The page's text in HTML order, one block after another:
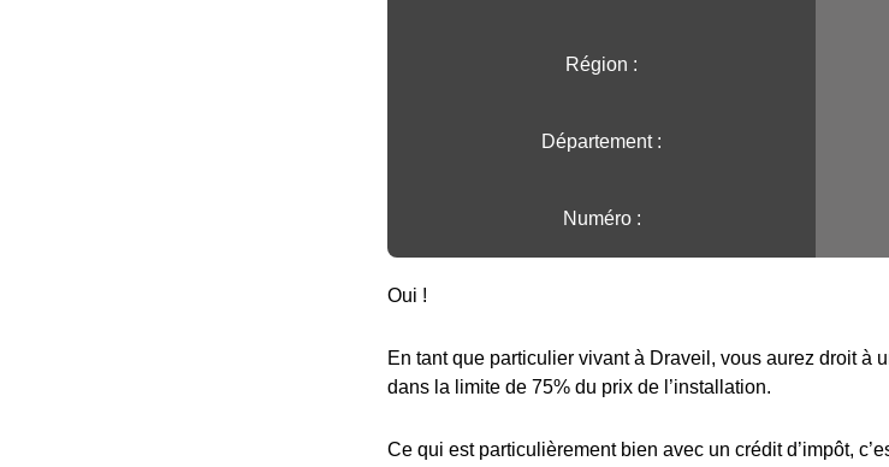
Région :️
Département :
Numéro :
Oui !
En tant que particulier vivant à Draveil, vous aurez droit à
dans la limite de 75% du prix de l’installation.
Ce qui est particulièrement bien avec un crédit d’impôt,